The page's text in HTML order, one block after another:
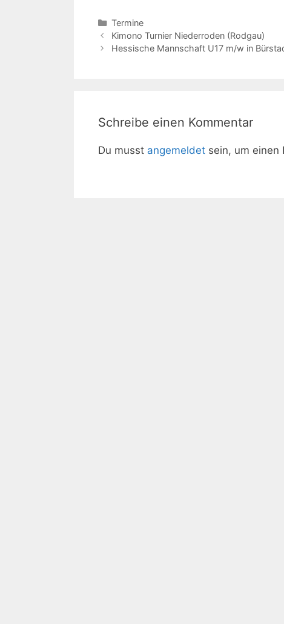
Kategorien
Termine
Beitrags-
Navigation
Kimono Turnier Niederroden (Rodgau)
Hessische Mannschaft U17 m/w in
Schreibe einen Kommentar
Du musst angemeldet sein, um einen